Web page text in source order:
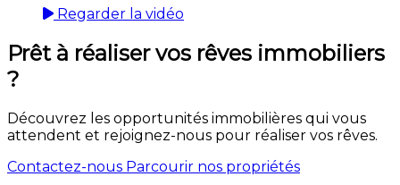
Regarder la vidéo
Prêt à réaliser vos rêves immobiliers
?
Découvrez les opportunités immobilières qui vous
attendent et rejoignez-nous pour réaliser vos rêves.
Contactez-nous Parcourir nos propriétés